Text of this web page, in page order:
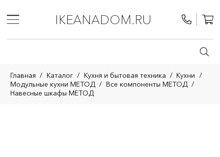
IKEANADOM.RU
Главная / Каталог / Кухня и бытовая техника / Кухни /
Модульные кухни МЕТОД / Все компоненты МЕТОД /
Навесные шкафы МЕТОД